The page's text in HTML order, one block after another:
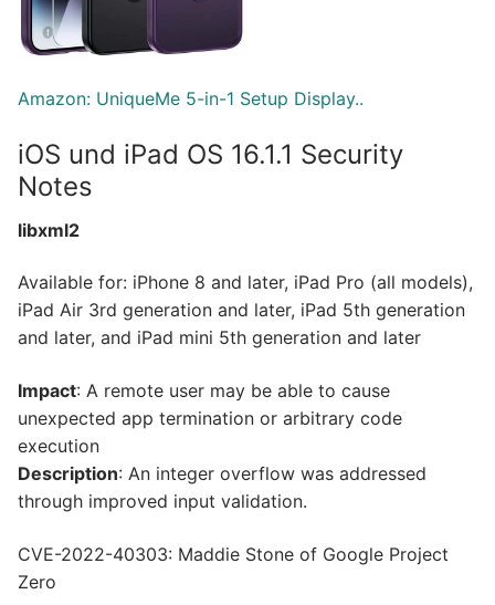
Amazon: UniqueMe 5-in-1 Setup Display..
iOS und iPad OS 16.1.1 Security
Notes
libxml2
Available for: iPhone 8 and later, iPad Pro (all models),
iPad Air 3rd generation and later, iPad 5th generation
and later, and iPad mini 5th generation and later
Impact: A remote user may be able to cause
unexpected app termination or arbitrary code
execution
Description: An integer overflow was addressed
through improved input validation.
CVE-2022-40303: Maddie Stone of Google Project
Zero